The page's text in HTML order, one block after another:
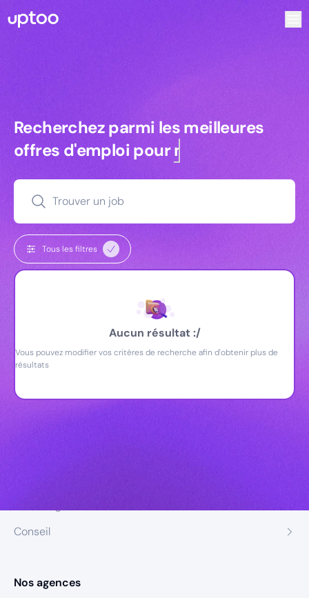
Recherchez parmi les meilleures
Recherchez parmi les meilleures
offres d'emploi pourmanagers
Trouver un job
Tous les filtres
Aucun résultat :/
Vous pouvez modifier vos critères de recherche afin d'obtenir plus de
résultats
Conseil
Nos agences